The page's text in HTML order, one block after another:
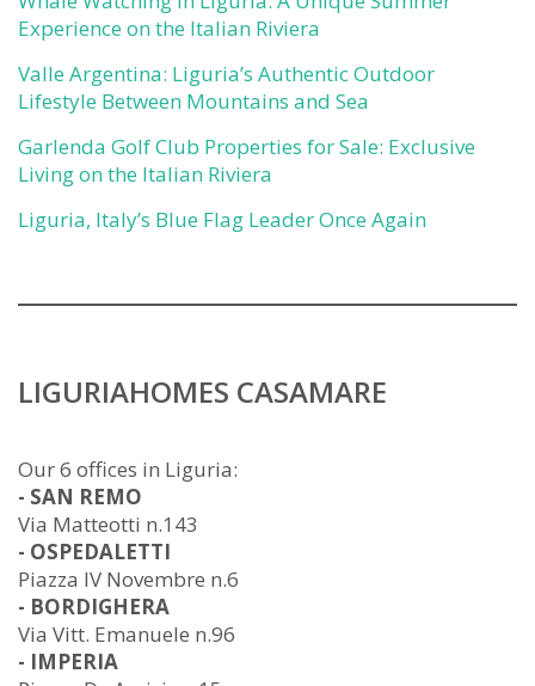
Experience on the Italian Riviera
Valle Argentina: Liguria’s Authentic Outdoor
Lifestyle Between Mountains and Sea
Garlenda Golf Club Properties for Sale: Exclusive
Living on the Italian Riviera
Liguria, Italy’s Blue Flag Leader Once Again
LIGURIAHOMES CASAMARE
Our 6 offices in Liguria:
- SAN REMO
Via Matteotti n.143
- OSPEDALETTI
Piazza IV Novembre n.6
- BORDIGHERA
Via Vitt. Emanuele n.96
- IMPERIA